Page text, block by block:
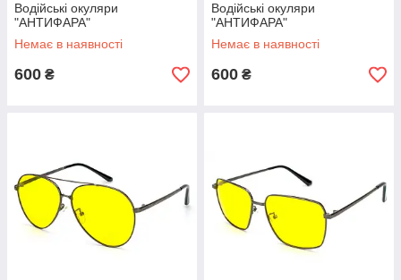
Водійські окуляри
"АНТИФАРА"
Немає в наявності
600 ₴
Водійські окуляри
"АНТИФАРА"
Немає в наявності
600 ₴